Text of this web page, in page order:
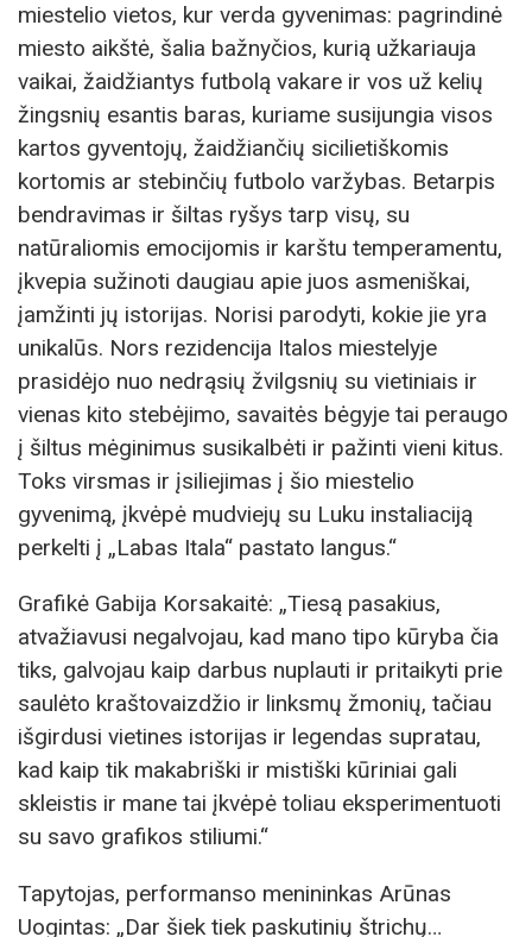
miestelio vietos, kur verda gyvenimas: pagrindinė
miesto aikštė, šalia bažnyčios, kurią užkariauja
vaikai, žaidžiantys futbolą vakare ir vos už kelių
žingsnių esantis baras, kuriame susijungia visos
kartos gyventojų, žaidžiančių sicilietiškomis
kortomis ar stebinčių futbolo varžybas. Betarpis
bendravimas ir šiltas ryšys tarp visų, su
natūraliomis emocijomis ir karštu temperamentu,
įkvepia sužinoti daugiau apie juos asmeniškai,
įamžinti jų istorijas. Norisi parodyti, kokie jie yra
unikalūs. Nors rezidencija Italos miestelyje
prasidėjo nuo nedrąsių žvilgsnių su vietiniais ir
vienas kito stebėjimo, savaitės bėgyje tai peraugo
į šiltus mėginimus susikalbėti ir pažinti vieni kitus.
Toks virsmas ir įsiliejimas į šio miestelio
gyvenimą, įkvėpė mudviejų su Luku instaliaciją
perkelti į „Labas Itala“ pastato langus.“
Grafikė Gabija Korsakaitė: „Tiesą pasakius,
atvažiavusi negalvojau, kad mano tipo kūryba čia
tiks, galvojau kaip darbus nuplauti ir pritaikyti prie
saulėto kraštovaizdžio ir linksmų žmonių, tačiau
išgirdusi vietines istorijas ir legendas supratau,
kad kaip tik makabriški ir mistiški kūriniai gali
skleistis ir mane tai įkvėpė toliau eksperimentuoti
su savo grafikos stiliumi.“
Tapytojas, performanso menininkas Arūnas
Uogintas: „Dar šiek tiek paskutinių štrichų…